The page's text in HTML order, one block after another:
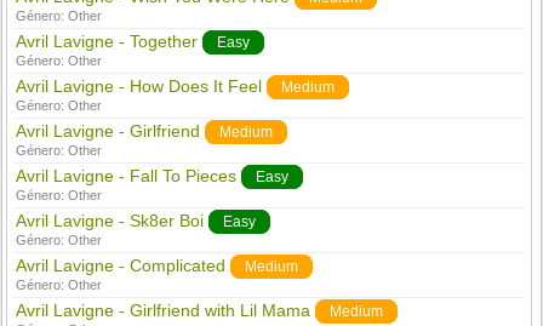
Género:Other
Avril Lavigne - Together Easy
Género:Other
Avril Lavigne - How Does It Feel Medium
Género:Other
Avril Lavigne - Girlfriend Medium
Género:Other
Avril Lavigne - Fall To Pieces Easy
Género:Other
Avril Lavigne - Sk8er Boi Easy
Género:Other
Avril Lavigne - Complicated Medium
Género:Other
Avril Lavigne - Girlfriend with Lil Mama Medium